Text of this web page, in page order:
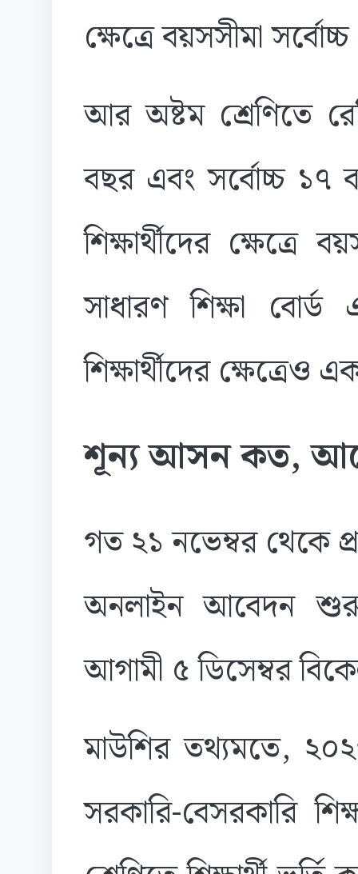
ক্ষেত্রে বয়সসীমা
আর অষ্টম শ্রেণিতে
বছর এবং সর্বোচ্চ ১৭
শিক্ষার্থীদের
সাধারণ শিক্ষা
শিক্ষার্থীদের ক্ষেত্রেও
শূন্য আসন কত,
গত ২১ নভেম্বর থেকে
অনলাইন আবেদন শুরু
আগামী ৫ ডিসেম্বর
মাউশির তথ্যমতে,
সরকারি-বেসরকারি